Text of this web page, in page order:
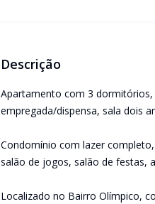
Descrição
Apartamento com 3 dormitórios,
empregada/dispensa, sala dois
Condomínio com lazer
salão de jogos, salão de festas,
Localizado no Bairro Olímpico,